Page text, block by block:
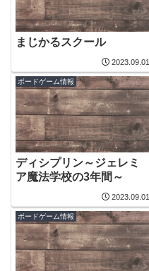
まじかるスクール
2023.09.01
ボードゲーム情報
ディシプリン～ジェレミ
ア魔法学校の3年間～
2023.09.01
ボードゲーム情報